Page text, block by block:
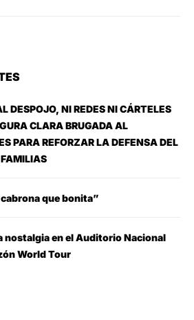
DESPOJO, NI REDES NI CÁRTELES
CLARA BRUGADA AL
PARA REFORZAR LA DEFENSA DEL
que bonita”
nostalgia en el Auditorio Nacional
World Tour